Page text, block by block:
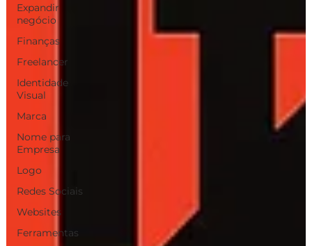
Expandir
negócio
Finanças
Freelancer
Identidade
Visual
Marca
Nome para
Empresa
Logo
Redes Sociais
Websites
Ferramentas